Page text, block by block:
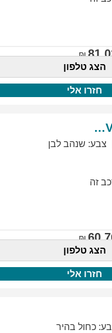
הצג טלפון
חזרו אלי
צבע: שנהב לבן
זה
הצג טלפון
חזרו אלי
: כחול בהיר